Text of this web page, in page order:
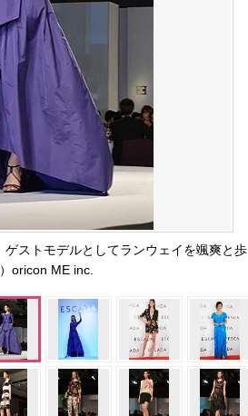
ストモデルとしてランウェイを颯爽と歩
oricon ME inc.